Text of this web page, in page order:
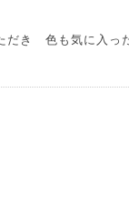
だき 色も気に入っ